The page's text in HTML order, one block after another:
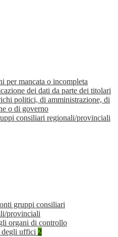
per mancata o incompleta
dei dati da parte dei titolari
politici, di amministrazione, di
o di governo
consiliari regionali/provinciali
gruppi consiliari
provinciali
organi di controllo
uffici 2